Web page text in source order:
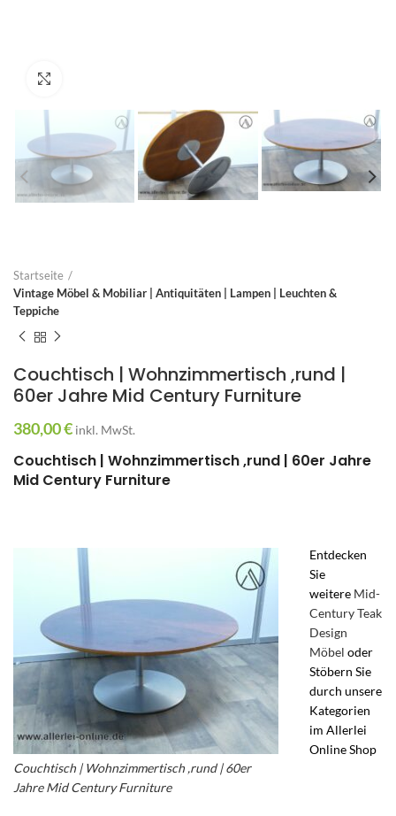
Startseite
Vintage Möbel & Mobiliar | Antiquitäten | Lampen | Leuchten &
Teppiche
Couchtisch | Wohnzimmertisch ,rund |
60er Jahre Mid Century Furniture
380,00€ inkl. MwSt.
Couchtisch | Wohnzimmertisch ,rund | 60er Jahre
Mid Century Furniture
Couchtisch | Wohnzimmertisch ,rund | 60er
Jahre Mid Century Furniture
Entdecken
Sie
weitere Mid-
Century Teak
Design
Möbel oder
Stöbern Sie
durch unsere
Kategorien
im Allerlei
Online Shop